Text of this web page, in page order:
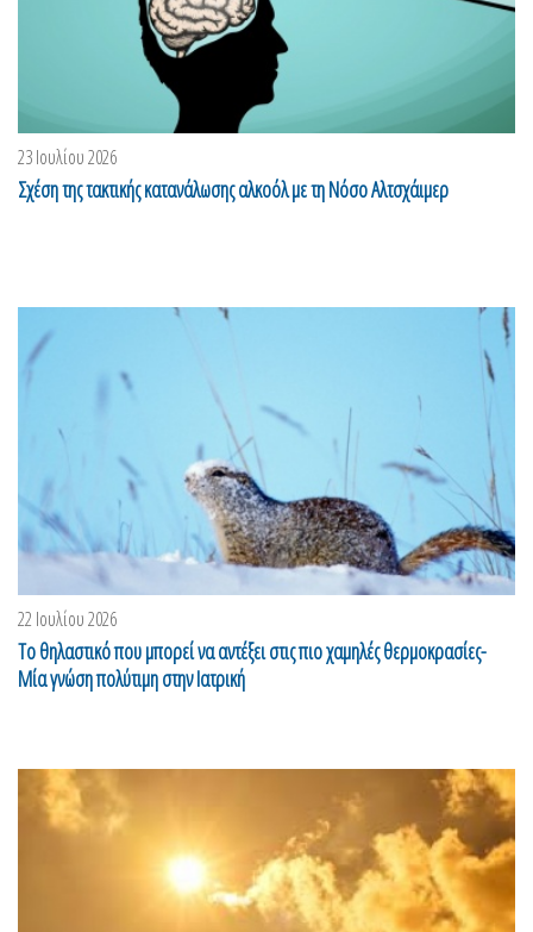
23 Ιουλίου 2026
Σχέση της τακτικής κατανάλωσης αλκοόλ με τη Νόσο Αλτσχάιμερ
22 Ιουλίου 2026
Το θηλαστικό που μπορεί να αντέξει στις πιο χαμηλές θερμοκρασίες-
Μία γνώση πολύτιμη στην Ιατρική